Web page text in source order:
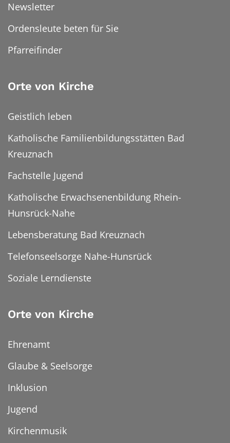
Newsletter
Ordensleute beten für Sie
Pfarreifinder
Orte von Kirche
Geistlich leben
Katholische Familienbildungsstätten Bad
Kreuznach
Fachstelle Jugend
Katholische Erwachsenenbildung Rhein-
Hunsrück-Nahe
Lebensberatung Bad Kreuznach
Telefonseelsorge Nahe-Hunsrück
Soziale Lerndienste
Orte von Kirche
Ehrenamt
Glaube & Seelsorge
Inklusion
Jugend
Kirchenmusik